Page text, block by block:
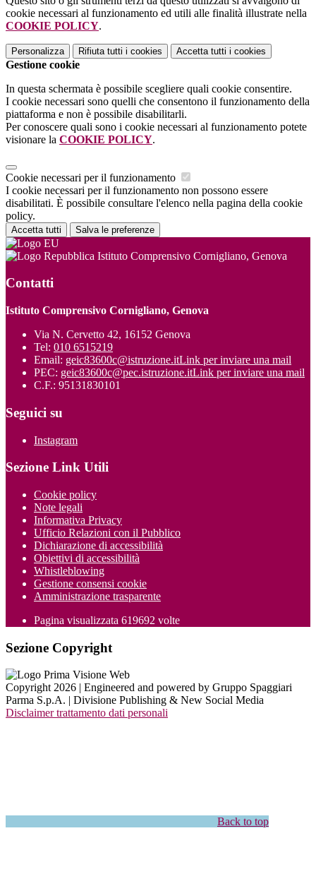
cookie necessari al funzionamento ed utili alle finalità illustrate nella
COOKIE POLICY.
Personalizza Rifiuta tutti i cookies Accetta tutti i cookies
Gestione cookie
In questa schermata è possibile scegliere quali cookie consentire.
I cookie necessari sono quelli che consentono il funzionamento della
piattaforma e non è possibile disabilitarli.
Per conoscere quali sono i cookie necessari al funzionamento potete
visionare la COOKIE POLICY.
Cookie necessari per il funzionamento
I cookie necessari per il funzionamento non possono essere
disabilitati. È possibile consultare l'elenco nella pagina della cookie
policy.
Accetta tutti Salva le preferenze
Istituto Comprensivo Cornigliano, Genova
Contatti
Istituto Comprensivo Cornigliano, Genova
Via N. Cervetto 42, 16152 Genova
Tel: 010 6515219
Email: geic83600c@istruzione.itLink per inviare una mail
PEC: geic83600c@pec.istruzione.itLink per inviare una mail
C.F.: 95131830101
Seguici su
Instagram
Sezione Link Utili
Cookie policy
Note legali
Informativa Privacy
Ufficio Relazioni con il Pubblico
Dichiarazione di accessibilità
Obiettivi di accessibilità
Whistleblowing
Gestione consensi cookie
Amministrazione trasparente
Pagina visualizzata 619692 volte
Sezione Copyright
Copyright 2026 | Engineered and powered by Gruppo Spaggiari
Parma S.p.A. | Divisione Publishing & New Social Media
Disclaimer trattamento dati personali
Back to top